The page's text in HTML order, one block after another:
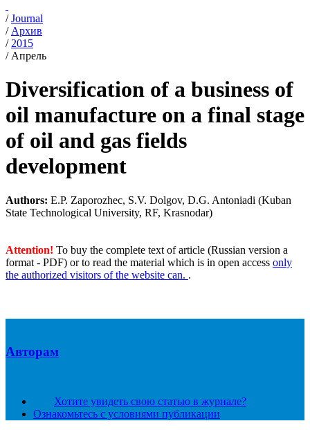
/Journal
/ Архив
/ 2015
/ Апрель
Diversification of a business of
oil manufacture on a final stage
of oil and gas fields
development
Authors: E.P. Zaporozhec, S.V. Dolgov, D.G. Antoniadi (Kuban
State Technological University, RF, Krasnodar)
Attention! To buy the complete text of article (Russian version a
format - PDF) or to read the material which is in open access only
the authorized visitors of the website can. .
Авторам
Хотите увидеть свою статью в журнале?
Ознакомьтесь с условиями публикации